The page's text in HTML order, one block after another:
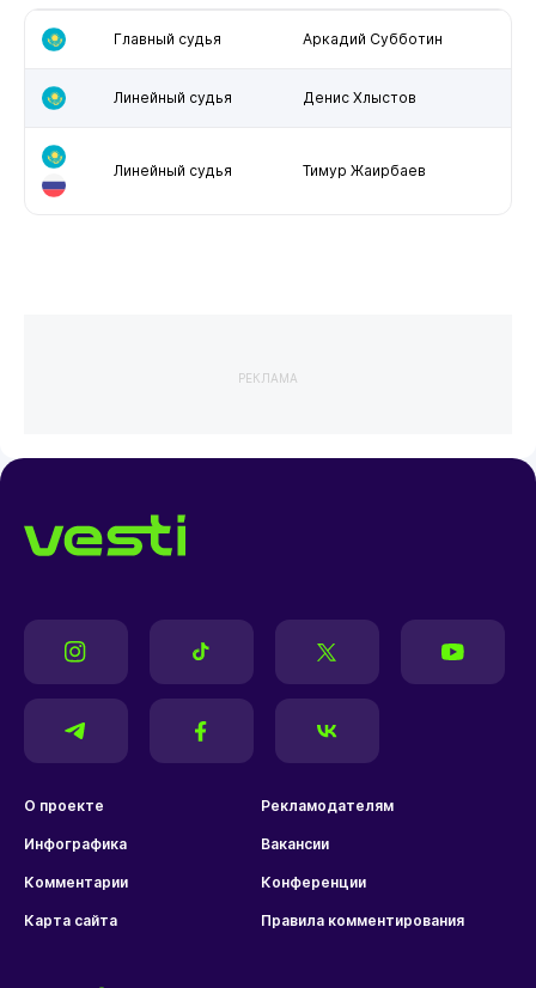
Главный судья Аркадий Субботин
Линейный судья Денис Хлыстов
Линейный судья Тимур Жаирбаев
РЕКЛАМА
О проекте Рекламодателям
Инфографика Вакансии
Комментарии Конференции
Карта сайта Правила комментирования